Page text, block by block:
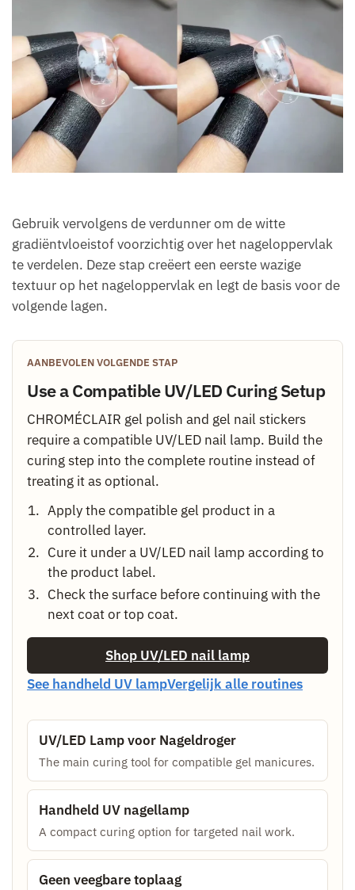
Gebruik vervolgens de verdunner om de witte
gradiëntvloeistof voorzichtig over het nageloppervlak
te verdelen. Deze stap creëert een eerste wazige
textuur op het nageloppervlak en legt de basis voor de
volgende lagen.
AANBEVOLEN VOLGENDE STAP
Use a Compatible UV/LED Curing Setup
CHROMÉCLAIR gel polish and gel nail stickers
require a compatible UV/LED nail lamp. Build the
curing step into the complete routine instead of
treating it as optional.
Apply the compatible gel product in a
controlled layer.
Cure it under a UV/LED nail lamp according to
the product label.
Check the surface before continuing with the
next coat or top coat.
Shop UV/LED nail lamp
See handheld UV lampVergelijk alle routines
UV/LED Lamp voor Nageldroger
The main curing tool for compatible gel manicures.
Handheld UV nagellamp
A compact curing option for targeted nail work.
Geen veegbare toplaag